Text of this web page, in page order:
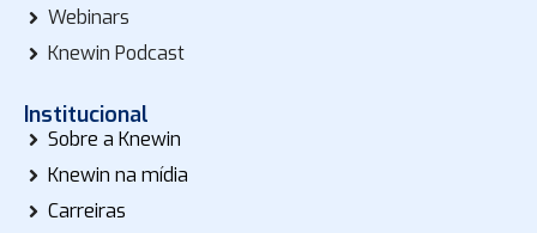
Webinars
Knewin Podcast
Institucional
Sobre a Knewin
Knewin na mídia
Carreiras